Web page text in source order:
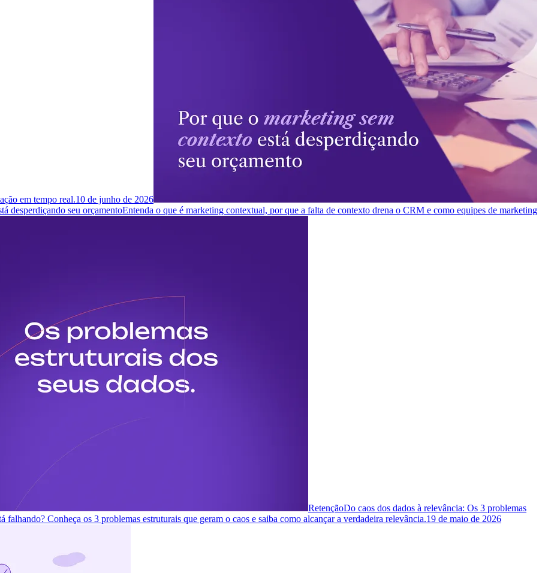
em tempo real.10 de junho de 2026
desperdiçando seu orçamentoEntenda o que é marketing contextual, por que a falta de contexto drena o CRM e como equipes de marketing
RetençãoDo caos dos dados à relevância: Os 3 problemas
falhando? Conheça os 3 problemas estruturais que geram o caos e saiba como alcançar a verdadeira relevância.19 de maio de 2026